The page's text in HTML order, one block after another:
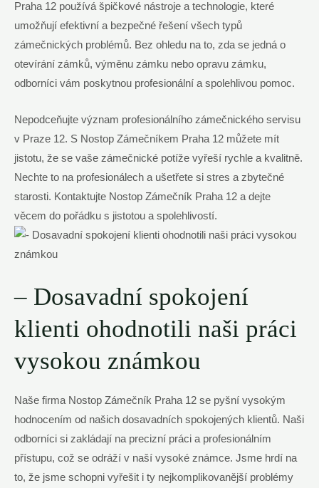
Praha 12 používá špičkové nástroje a technologie, které
umožňují efektivní a bezpečné řešení všech typů
zámečnických problémů. Bez ohledu na to, zda se jedná o
otevírání zámků, výměnu zámku nebo opravu zámku,
odborníci vám poskytnou profesionální a spolehlivou pomoc.
Nepodceňujte význam profesionálního zámečnického servisu
v Praze 12. S Nostop Zámečníkem Praha 12 můžete mít
jistotu, že se vaše zámečnické potíže vyřeší rychle a kvalitně.
Nechte to na profesionálech a ušetřete si stres a zbytečné
starosti. Kontaktujte Nostop Zámečník Praha 12 a dejte
věcem do pořádku s jistotou a spolehlivostí.
– Dosavadní spokojení
klienti ohodnotili naši práci
vysokou známkou
Naše firma Nostop Zámečník Praha 12 se pyšní vysokým
hodnocením od našich dosavadních spokojených klientů. Naši
odborníci si zakládají na precizní práci a profesionálním
přístupu, což se odráží v naší vysoké známce. Jsme hrdí na
to, že jsme schopni vyřešit i ty nejkomplikovanější problémy